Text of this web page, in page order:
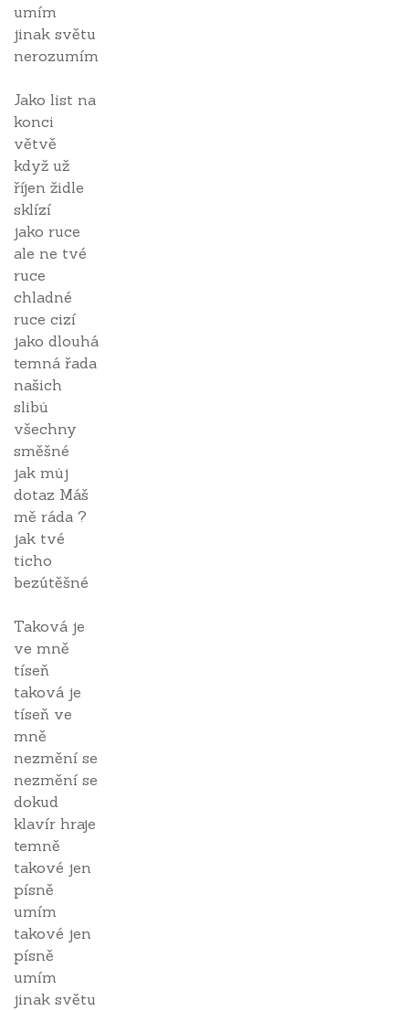
umím
jinak světu
nerozumím
Jako list na
konci
větvě
když už
říjen židle
sklízí
jako ruce
ale ne tvé
ruce
chladné
ruce cizí
jako dlouhá
temná řada
našich
slibů
všechny
směšné
jak můj
dotaz Máš
mě ráda ?
jak tvé
ticho
bezútěšné
Taková je
ve mně
tíseň
taková je
tíseň ve
mně
nezmění se
nezmění se
dokud
klavír hraje
temně
takové jen
písně
umím
takové jen
písně
umím
jinak světu